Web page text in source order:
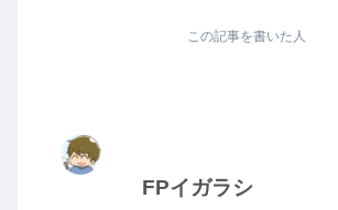
この記事を書いた人
FPイガラシ